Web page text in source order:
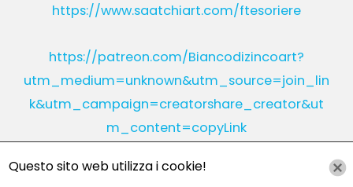
https://www.saatchiart.com/ftesoriere
https://patreon.com/Biancodizincoart?
utm_medium=unknown&utm_source=join_lin
k&utm_campaign=creatorshare_creator&ut
m_content=copyLink
Questo sito web utilizza i cookie!